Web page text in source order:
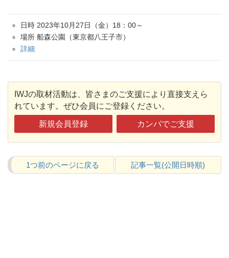
日時 2023年10月27日（金）18：00～
場所 船森公園（東京都八王子市）
詳細
IWJの取材活動は、皆さまのご支援により直接支えら
れています。ぜひ会員にご登録ください。
新規会員登録 カンパでご支援
1つ前のページに戻る 記事一覧(公開日時順)